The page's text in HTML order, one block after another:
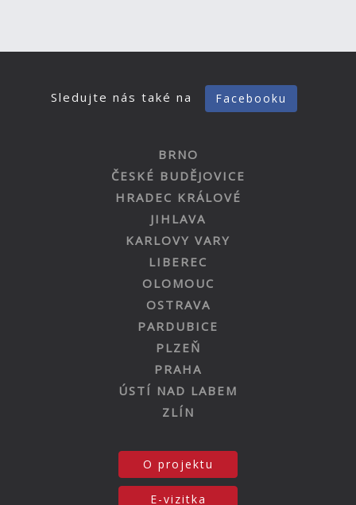
Sledujte nás také na Facebooku
BRNO
ČESKÉ BUDĚJOVICE
HRADEC KRÁLOVÉ
JIHLAVA
KARLOVY VARY
LIBEREC
OLOMOUC
OSTRAVA
PARDUBICE
PLZEŇ
PRAHA
ÚSTÍ NAD LABEM
ZLÍN
O projektu
E-vizitka